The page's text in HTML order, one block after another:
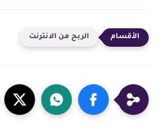
الربح من الانترنت